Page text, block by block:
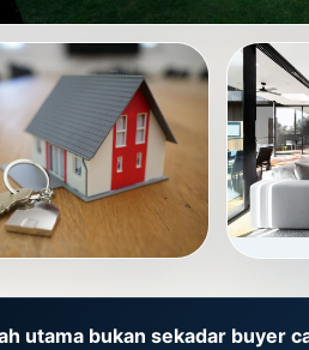
utama bukan sekadar buyer